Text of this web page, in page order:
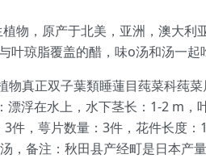
，原产于北美，亚洲，澳大利
琼脂覆盖的醋，味o汤和汤一起
真正双子葉類睡蓮目莼菜科莼
浮在水上，水下茎长：1-2 m
件，萼片数量：3件，花件长度
备注：秋田县产经町是日本产量